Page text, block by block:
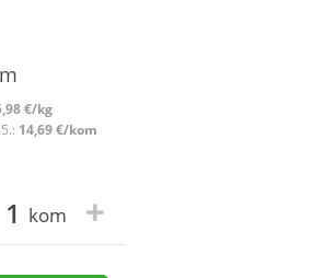
€/kg
14,69 €/kom
kom